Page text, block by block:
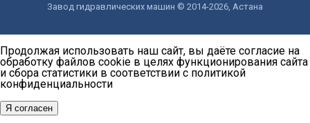
Завод гидравлических машин © 2014-2026, Астана
Продолжая использовать наш сайт, вы даёте согласие на
обработку файлов cookie в целях функционирования сайта
и сбора статистики в соответствии с политикой
конфиденциальности
Я согласен